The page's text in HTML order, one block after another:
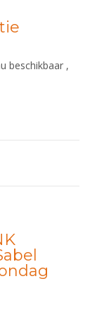
beschikbaar ,